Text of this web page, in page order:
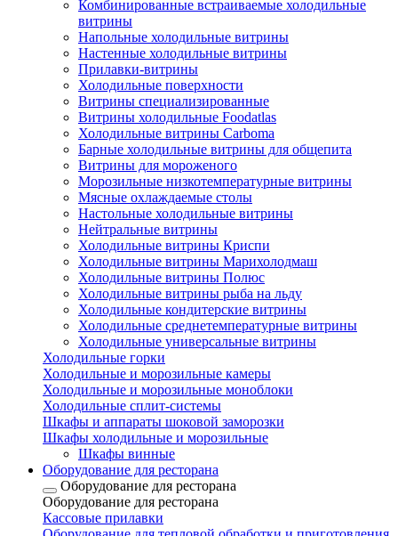
Комбинированные встраиваемые холодильные
витрины
Напольные холодильные витрины
Настенные холодильные витрины
Прилавки-витрины
Холодильные поверхности
Витрины специализированные
Витрины холодильные Foodatlas
Холодильные витрины Carboma
Барные холодильные витрины для общепита
Витрины для мороженого
Морозильные низкотемпературные витрины
Мясные охлаждаемые столы
Настольные холодильные витрины
Нейтральные витрины
Холодильные витрины Криспи
Холодильные витрины Марихолодмаш
Холодильные витрины Полюс
Холодильные витрины рыба на льду
Холодильные кондитерские витрины
Холодильные среднетемпературные витрины
Холодильные универсальные витрины
Холодильные горки
Холодильные и морозильные камеры
Холодильные и морозильные моноблоки
Холодильные сплит-системы
Шкафы и аппараты шоковой заморозки
Шкафы холодильные и морозильные
Шкафы винные
Оборудование для ресторана
Оборудование для ресторана
Оборудование для ресторана
Кассовые прилавки